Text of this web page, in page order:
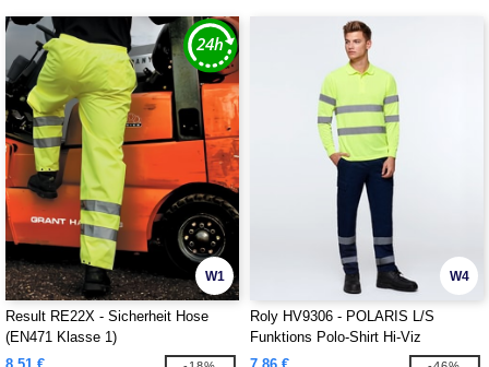
W1
Result RE22X - Sicherheit Hose
(EN471 Klasse 1)
W4
Roly HV9306 - POLARIS L/S
Funktions Polo-Shirt Hi-Viz